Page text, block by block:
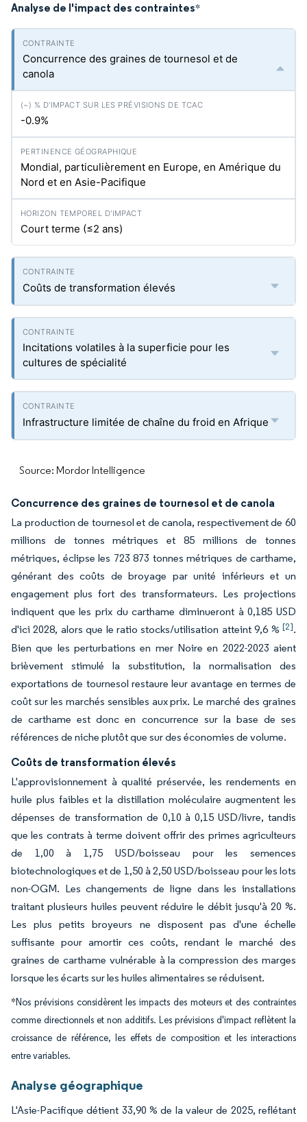
Analyse de l'impact des contraintes*
Concurrence des graines de tournesol et de
canola
-0.9%
Mondial, particulièrement en Europe, en Amérique du
Nord et en Asie-Pacifique
Court terme (≤2 ans)
Coûts de transformation élevés
Incitations volatiles à la superficie pour les
cultures de spécialité
Infrastructure limitée de chaîne du froid en Afrique
Source: Mordor Intelligence
Concurrence des graines de tournesol et de canola
La production de tournesol et de canola, respectivement de 60
millions de tonnes métriques et 85 millions de tonnes
métriques, éclipse les 723 873 tonnes métriques de carthame,
générant des coûts de broyage par unité inférieurs et un
engagement plus fort des transformateurs. Les projections
indiquent que les prix du carthame diminueront à 0,185 USD
d'ici 2028, alors que le ratio stocks/utilisation atteint 9,6 % [2].
Bien que les perturbations en mer Noire en 2022-2023 aient
brièvement stimulé la substitution, la normalisation des
exportations de tournesol restaure leur avantage en termes de
coût sur les marchés sensibles aux prix. Le marché des graines
de carthame est donc en concurrence sur la base de ses
références de niche plutôt que sur des économies de volume.
Coûts de transformation élevés
L'approvisionnement à qualité préservée, les rendements en
huile plus faibles et la distillation moléculaire augmentent les
dépenses de transformation de 0,10 à 0,15 USD/livre, tandis
que les contrats à terme doivent offrir des primes agriculteurs
de 1,00 à 1,75 USD/boisseau pour les semences
biotechnologiques et de 1,50 à 2,50 USD/boisseau pour les lots
non-OGM. Les changements de ligne dans les installations
traitant plusieurs huiles peuvent réduire le débit jusqu'à 20 %.
Les plus petits broyeurs ne disposent pas d'une échelle
suffisante pour amortir ces coûts, rendant le marché des
graines de carthame vulnérable à la compression des marges
lorsque les écarts sur les huiles alimentaires se réduisent.
*Nos prévisions considèrent les impacts des moteurs et des contraintes
comme directionnels et non additifs. Les prévisions d'impact reflètent la
croissance de référence, les effets de composition et les interactions
entre variables.
Analyse géographique
L'Asie-Pacifique détient 33,90 % de la valeur de 2025, reflétant